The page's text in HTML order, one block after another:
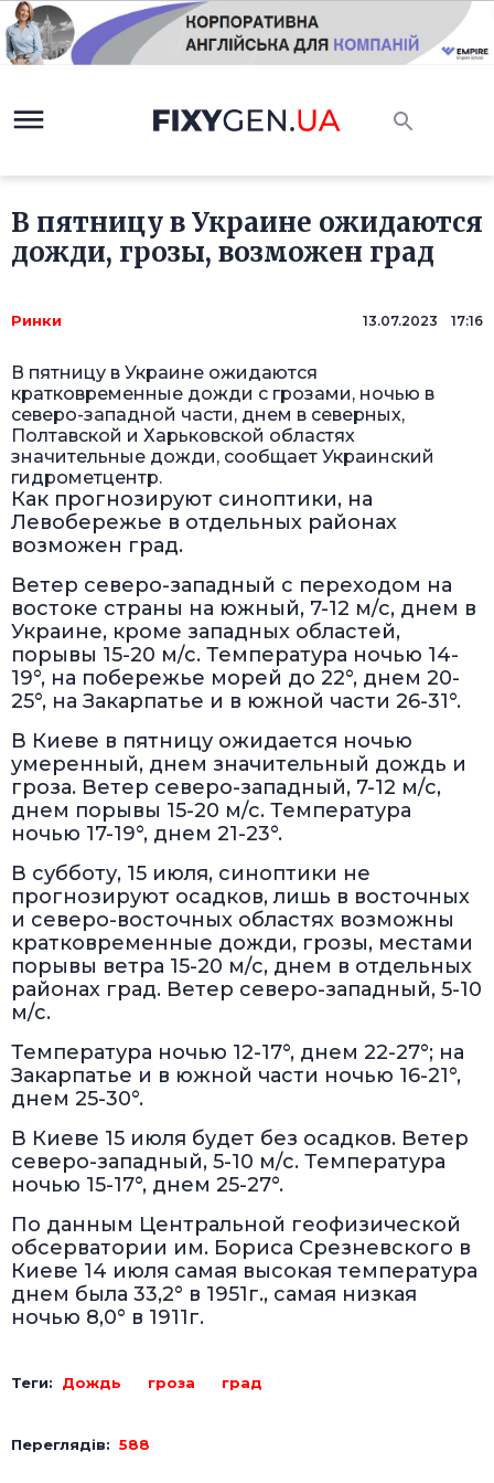
В пятницу в Украине ожидаются
дожди, грозы, возможен град
Ринки 13.07.2023 17:16
В пятницу в Украине ожидаются
кратковременные дожди с грозами, ночью в
северо-западной части, днем в северных,
Полтавской и Харьковской областях
значительные дожди, сообщает Украинский
гидрометцентр.
Как прогнозируют синоптики, на
Левобережье в отдельных районах
возможен град.
Ветер северо-западный с переходом на
востоке страны на южный, 7-12 м/с, днем в
Украине, кроме западных областей,
порывы 15-20 м/с. Температура ночью 14-
19°, на побережье морей до 22°, днем 20-
25°, на Закарпатье и в южной части 26-31°.
В Киеве в пятницу ожидается ночью
умеренный, днем значительный дождь и
гроза. Ветер северо-западный, 7-12 м/с,
днем порывы 15-20 м/с. Температура
ночью 17-19°, днем 21-23°.
В субботу, 15 июля, синоптики не
прогнозируют осадков, лишь в восточных
и северо-восточных областях возможны
кратковременные дожди, грозы, местами
порывы ветра 15-20 м/с, днем в отдельных
районах град. Ветер северо-западный, 5-10
м/с.
Температура ночью 12-17°, днем 22-27°; на
Закарпатье и в южной части ночью 16-21°,
днем 25-30°.
В Киеве 15 июля будет без осадков. Ветер
северо-западный, 5-10 м/с. Температура
ночью 15-17°, днем 25-27°.
По данным Центральной геофизической
обсерватории им. Бориса Срезневского в
Киеве 14 июля самая высокая температура
днем была 33,2° в 1951г., самая низкая
ночью 8,0° в 1911г.
Теги: Дождь гроза град
Переглядів: 588